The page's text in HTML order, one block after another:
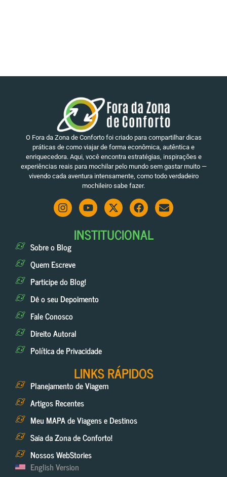
O Fora da Zona de Conforto foi criado para compartilhar dicas
práticas de como viajar de forma econômica, autêntica e
enriquecedora. Aqui, você encontra estratégias, inspirações e
experiências reais para mochilar pelo mundo sem gastar muito —
vivendo cada aventura intensamente, como todo verdadeiro
mochileiro sabe fazer.
INSTITUCIONAL
Sobre o Blog
Quem Escreve
Participe do Blog!
Dê o seu Depoimento
Fale Conosco
Direito Autoral
Política de Privacidade
LINKS RÁPIDOS
Planejamento de Viagem
Artigos Recentes
Meu MAPA de Viagens e Destinos
Saia da Zona de Conforto!
Nossos WebStories
English Version